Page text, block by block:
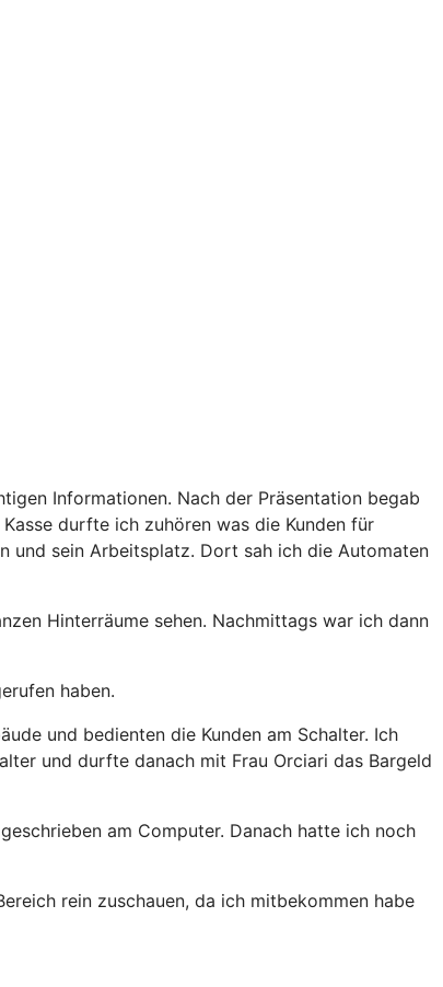
Informationen. Nach der Präsentation begab
durfte ich zuhören was die Kunden für
und sein Arbeitsplatz. Dort sah ich die Automaten
Hinterräume sehen. Nachmittags war ich dann
haben.
und bedienten die Kunden am Schalter. Ich
und durfte danach mit Frau Orciari das Bargeld
am Computer. Danach hatte ich noch
rein zuschauen, da ich mitbekommen habe